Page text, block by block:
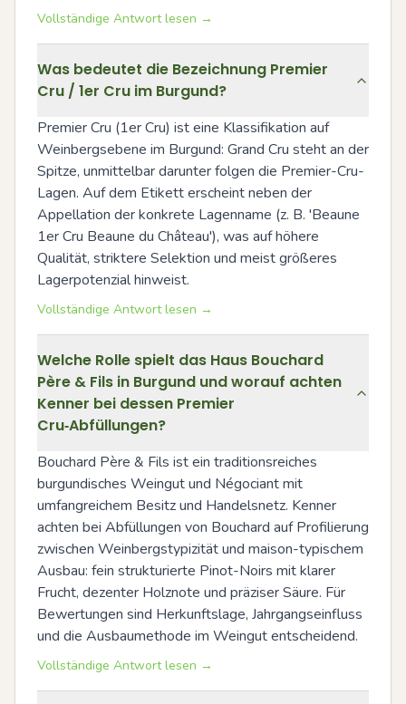
Vollständige Antwort lesen →
Was bedeutet die Bezeichnung Premier
Cru / 1er Cru im Burgund?
Premier Cru (1er Cru) ist eine Klassifikation auf
Weinbergsebene im Burgund: Grand Cru steht an der
Spitze, unmittelbar darunter folgen die Premier-Cru-
Lagen. Auf dem Etikett erscheint neben der
Appellation der konkrete Lagenname (z. B. 'Beaune
1er Cru Beaune du Château'), was auf höhere
Qualität, striktere Selektion und meist größeres
Lagerpotenzial hinweist.
Vollständige Antwort lesen →
Welche Rolle spielt das Haus Bouchard
Père & Fils in Burgund und worauf achten
Kenner bei dessen Premier
Cru‑Abfüllungen?
Bouchard Père & Fils ist ein traditionsreiches
burgundisches Weingut und Négociant mit
umfangreichem Besitz und Handelsnetz. Kenner
achten bei Abfüllungen von Bouchard auf Profilierung
zwischen Weinbergstypizität und maison-typischem
Ausbau: fein strukturierte Pinot-Noirs mit klarer
Frucht, dezenter Holznote und präziser Säure. Für
Bewertungen sind Herkunftslage, Jahrgangseinfluss
und die Ausbaumethode im Weingut entscheidend.
Vollständige Antwort lesen →